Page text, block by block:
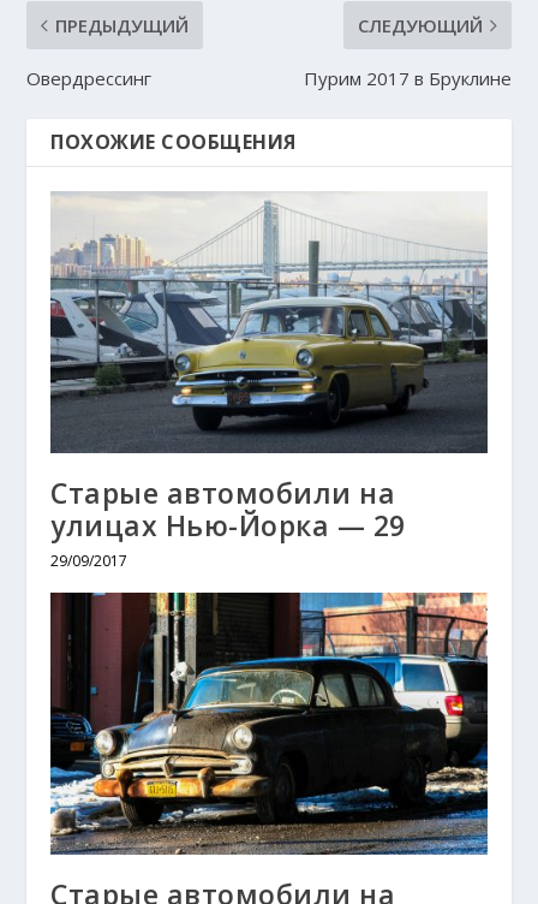
ПРЕДЫДУЩИЙ
Овердрессинг
СЛЕДУЮЩИЙ
Пурим 2017 в Бруклине
ПОХОЖИЕ СООБЩЕНИЯ
Старые автомобили на
улицах Нью-Йорка — 29
29/09/2017
Старые автомобили на